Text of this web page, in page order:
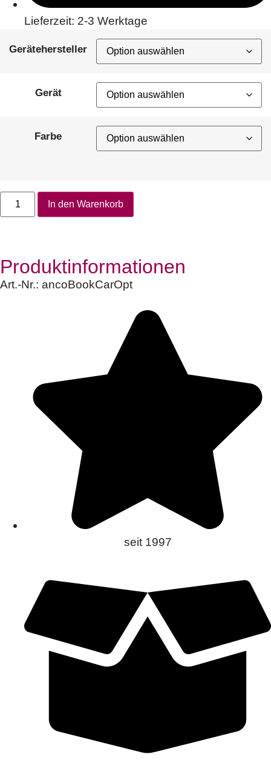
Lieferzeit: 2-3 Werktage
Gerätehersteller
Gerät
Farbe
In den Warenkorb
Produktinformationen
Art.-Nr.: ancoBookCarOpt
seit 1997